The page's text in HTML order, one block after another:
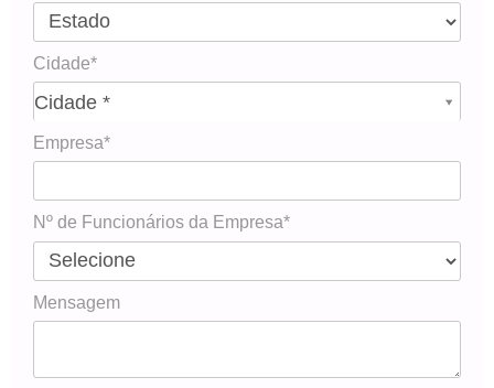
Cidade*
Cidade *
Cidade*
Empresa*
Nº de Funcionários da Empresa*
Mensagem